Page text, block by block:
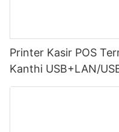
Printer Kasir POS
Kanthi USB+LAN/